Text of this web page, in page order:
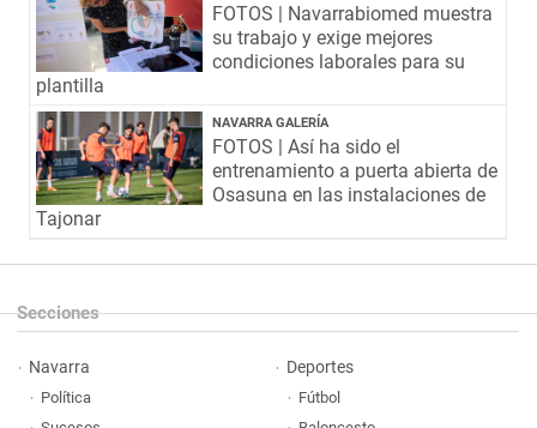
FOTOS | Navarrabiomed muestra
su trabajo y exige mejores
condiciones laborales para su
plantilla
NAVARRA GALERÍA
FOTOS | Así ha sido el
entrenamiento a puerta abierta de
Osasuna en las instalaciones de
Tajonar
Secciones
Navarra
Política
Deportes
Fútbol